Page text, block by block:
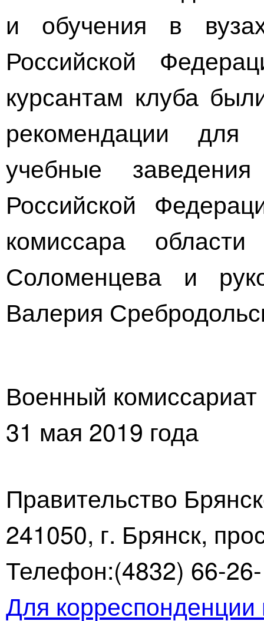
и обучения в
Российской
курсантам клуба
рекомендации для
учебные
Российской
комиссара
Соломенцева и
Валерия
Военный
31 мая 2019 года
Правительство
241050, г. Брянск,
Телефон:(4832) 66-
Для